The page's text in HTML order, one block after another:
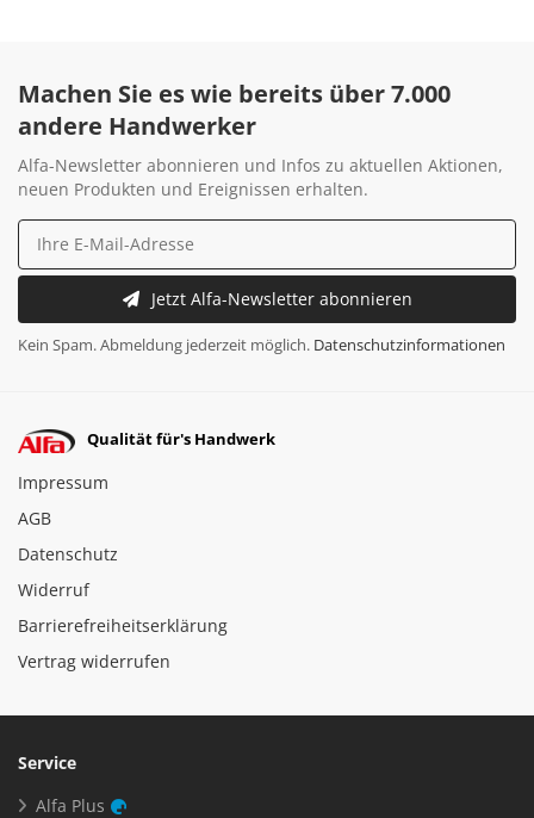
Machen Sie es wie bereits über 7.000
andere Handwerker
Alfa-Newsletter abonnieren und Infos zu aktuellen Aktionen,
neuen Produkten und Ereignissen erhalten.
Jetzt Alfa-Newsletter abonnieren
Kein Spam. Abmeldung jederzeit möglich. Datenschutzinformationen
Qualität für's Handwerk
Impressum
AGB
Datenschutz
Widerruf
Barrierefreiheitserklärung
Vertrag widerrufen
Service
Alfa Plus